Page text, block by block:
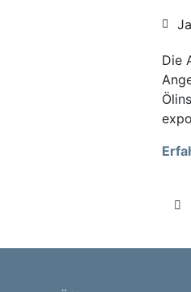
Die